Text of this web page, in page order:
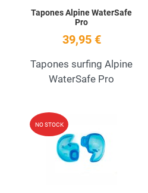
Tapones Alpine WaterSafe
Pro
39,95 €
Tapones surfing Alpine
WaterSafe Pro
Add to Wishlist
Quick View
NO STOCK